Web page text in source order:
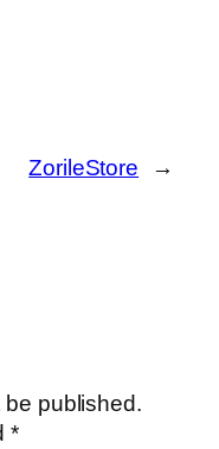
ZorileStore →
be published.
*